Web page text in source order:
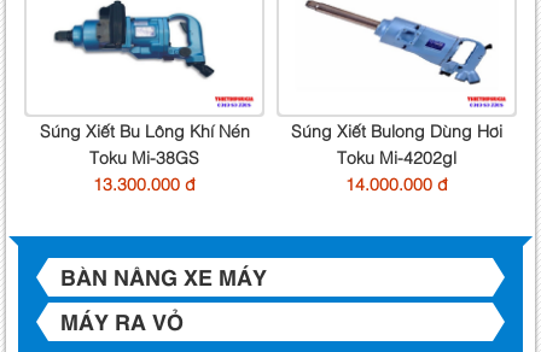
Súng Xiết Bu Lông Khí Nén
Toku Mi-38GS
13.300.000 đ
Súng Xiết Bulong Dùng Hơi
Toku Mi-4202gl
14.000.000 đ
BÀN NÂNG XE MÁY
MÁY RA VỎ